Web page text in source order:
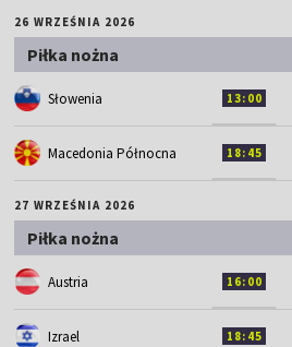
26 WRZEŚNIA 2026
Piłka nożna
Słowenia 13:00
Macedonia Północna 18:45
27 WRZEŚNIA 2026
Piłka nożna
Austria 16:00
Izrael 18:45